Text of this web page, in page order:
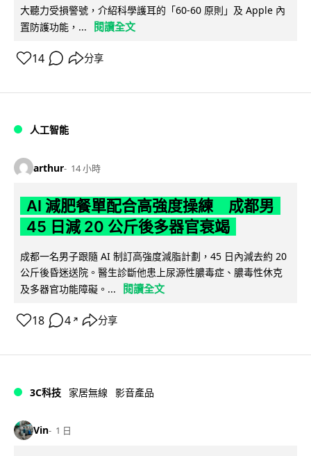
大聽力受損警號，介紹科學護耳的「60-60 原則」及 Apple 內
置防護功能，...
閱讀全文
14 分享
人工智能
arthur 14 小時
AI 減肥餐單配合高強度操練 成都男
45 日減 20 公斤後多器官衰竭
成都一名男子跟隨 AI 制訂高強度減脂計劃，45 日內減去約 20
公斤後昏迷送院。醫生診斷他患上尿源性膿毒症、膿毒性休克
及多器官功能障礙。...
閱讀全文
18 4 ↗ 分享
3C科技 家居無線 影音產品
Vin 1 日